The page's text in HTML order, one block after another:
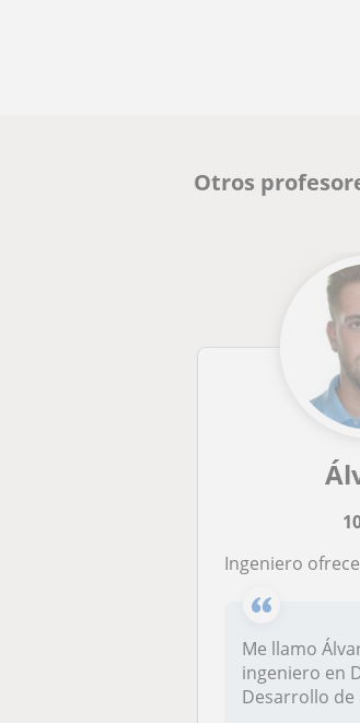
Otros
Ingeniero ofrece clases particulares de ciencias y tecnología, pero muy polivalente
Me llamo
ingeniero en
Desarrollo